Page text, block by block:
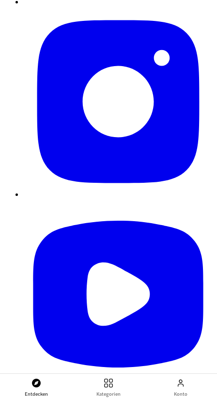
Entdecken Kategorien Konto